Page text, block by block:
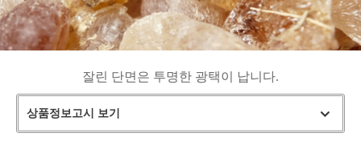
잘린 단면은 투명한 광택이 납니다.
상품정보고시 보기